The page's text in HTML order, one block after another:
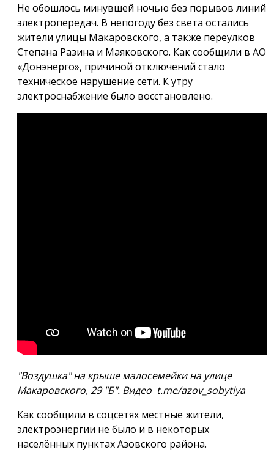
Не обошлось минувшей ночью без порывов линий
электропередач. В непогоду без света остались
жители улицы Макаровского, а также переулков
Степана Разина и Маяковского. Как сообщили в АО
«Донэнерго», причиной отключений стало
техническое нарушение сети. К утру
электроснабжение было восстановлено.
"Воздушка" на крыше малосемейки на улице
Макаровского, 29 "Б". Видео t.me/azov_sobytiya
Как сообщили в соцсетях местные жители,
электроэнергии не было и в некоторых
населённых пунктах Азовского района.